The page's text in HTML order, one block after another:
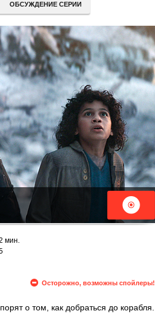
ОБСУЖДЕНИЕ СЕРИИ
мин.
Осторожно, возможны спойлеры!
о том, как добраться до корабля.